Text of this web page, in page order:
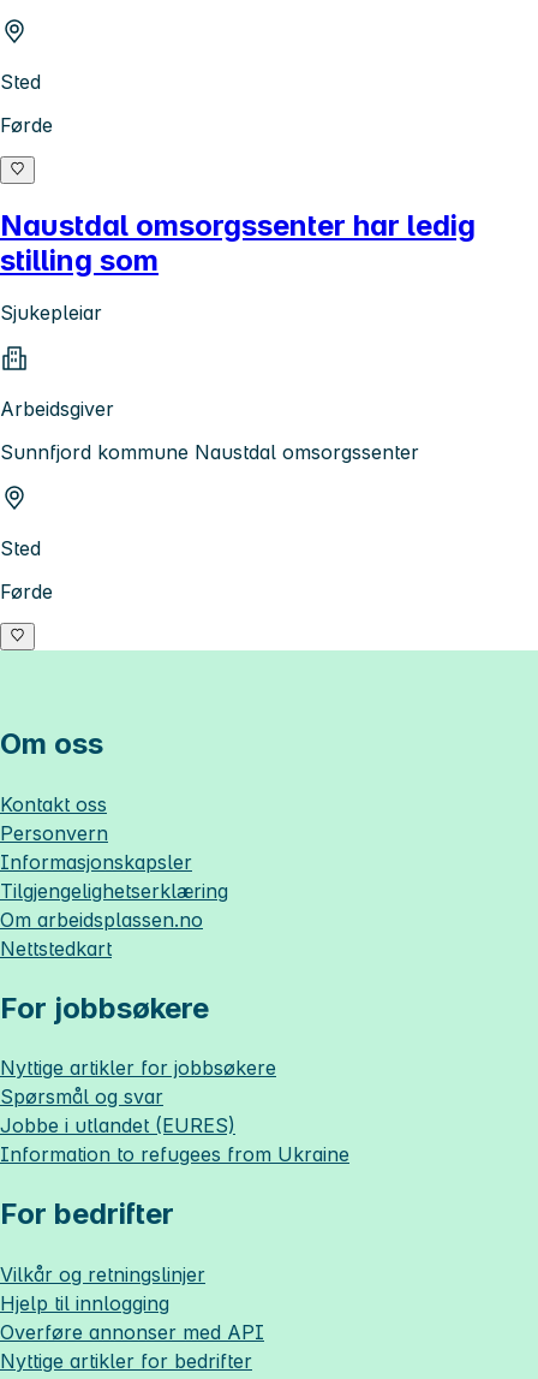
Sted
Førde
Naustdal omsorgssenter har ledig
stilling som
Sjukepleiar
Arbeidsgiver
Sunnfjord kommune Naustdal omsorgssenter
Sted
Førde
Om oss
Kontakt oss
Personvern
Informasjonskapsler
Tilgjengelighetserklæring
Om arbeidsplassen.no
Nettstedkart
For jobbsøkere
Nyttige artikler for jobbsøkere
Spørsmål og svar
Jobbe i utlandet (EURES)
Information to refugees from Ukraine
For bedrifter
Vilkår og retningslinjer
Hjelp til innlogging
Overføre annonser med API
Nyttige artikler for bedrifter